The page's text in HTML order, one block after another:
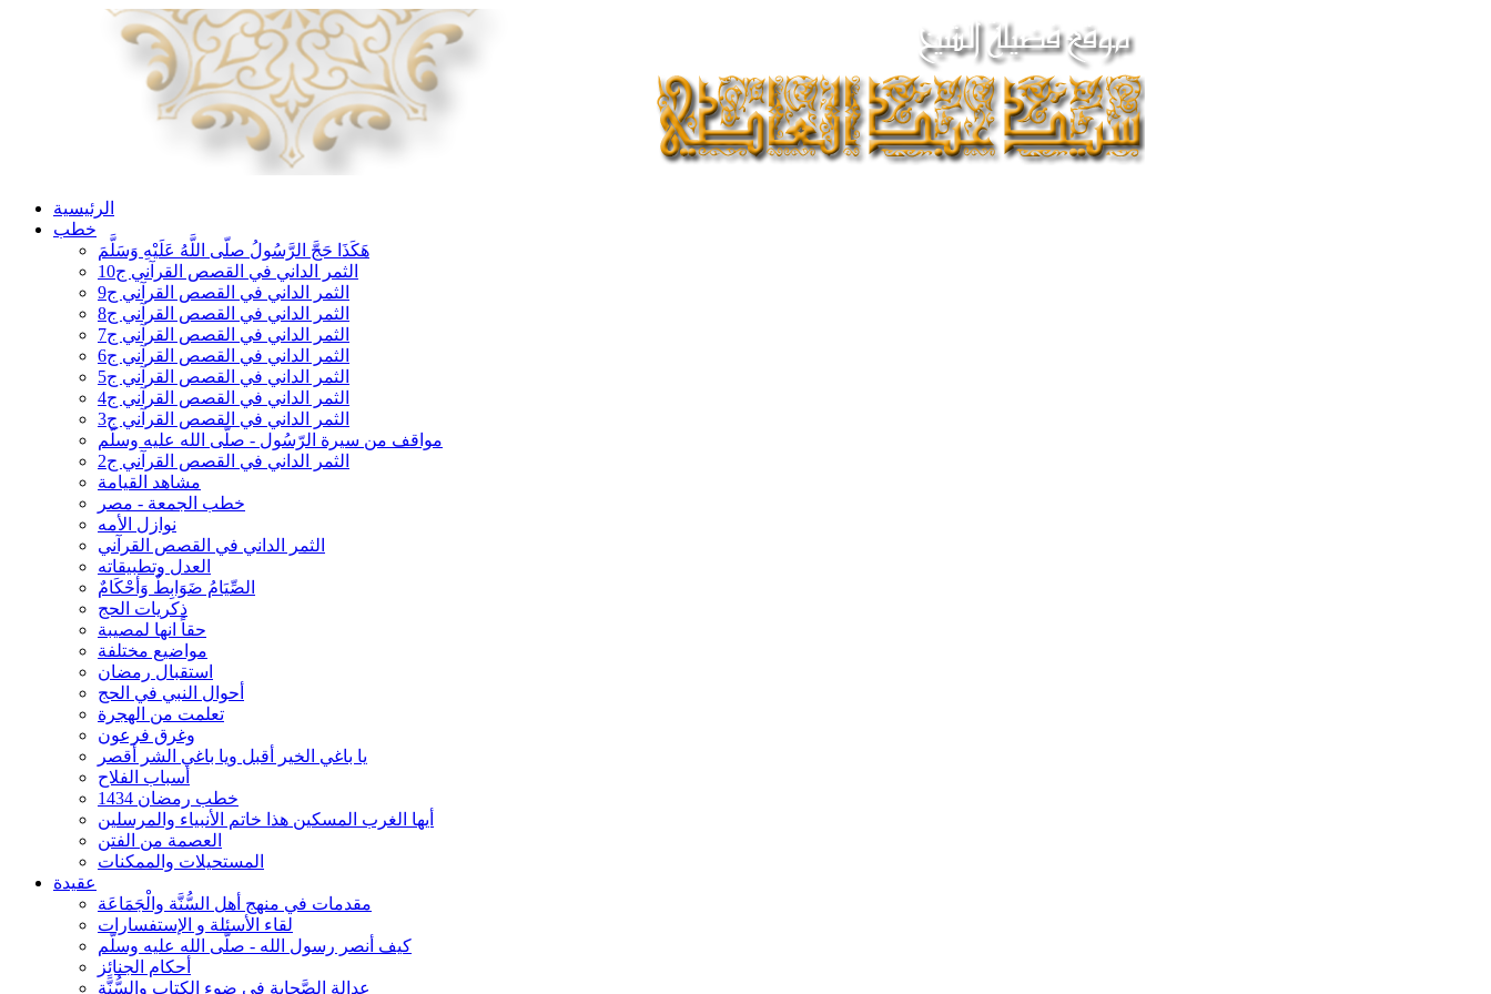
الرئيسية
خطب
هَكَذَا حَجَّ الرَّسُولُ صلّى اللَّهُ عَلَيْهِ وَسَلَّمَ
الثمر الداني في القصص القرآني ج10
الثمر الداني في القصص القرآني ج9
الثمر الداني في القصص القرآني ج8
الثمر الداني في القصص القرآني ج7
الثمر الداني في القصص القرآني ج6
الثمر الداني في القصص القرآني ج5
الثمر الداني في القصص القرآني ج4
الثمر الداني في القصص القرآني ج3
مواقف من سيرة الرّسُول - صلّى الله عليه وسلّم
الثمر الداني في القصص القرآني ج2
مشاهد القيامة
خطب الجمعة - مصر
نوازل الأمه
الثمر الداني في القصص القرآني
العدل وتطبيقاته
الصِّيَامُ ضَوَابِطٌ وَأحْكَامٌ
ذكريات الحج
حقاً انها لمصيبة
مواضيع مختلفة
استقبال رمضان
أحوال النبي في الحج
تعلمت من الهجرة
وغرق فرعون
يا باغي الخير أقبل ويا باغي الشر أقصر
أسباب الفلاح
خطب رمضان 1434
أيها الغرب المسكين هذا خاتم الأنبياء والمرسلين
العصمة من الفتن
المستحيلات والممكنات
عقيدة
مقدمات في منهج أهل السُّنَّة والْجَمَاعَة
لقاء الأسئلة و الإستفسارات
كيف أنصر رسول الله - صلّى الله عليه وسلّم
أحكام الجنائِز
عدالة الصَّحابة في ضوء الكتاب والسُّنَّة